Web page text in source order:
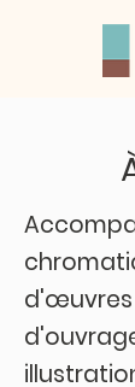
d'œuvres